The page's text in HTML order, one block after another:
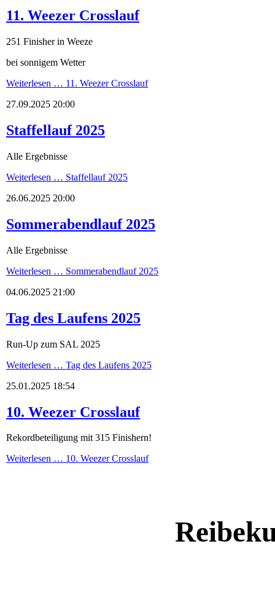
11. Weezer Crosslauf
251 Finisher in Weeze
bei sonnigem Wetter
Weiterlesen … 11. Weezer Crosslauf
27.09.2025 20:00
Staffellauf 2025
Alle Ergebnisse
Weiterlesen … Staffellauf 2025
26.06.2025 20:00
Sommerabendlauf 2025
Alle Ergebnisse
Weiterlesen … Sommerabendlauf 2025
04.06.2025 21:00
Tag des Laufens 2025
Run-Up zum SAL 2025
Weiterlesen … Tag des Laufens 2025
25.01.2025 18:54
10. Weezer Crosslauf
Rekordbeteiligung mit 315 Finishern!
Weiterlesen … 10. Weezer Crosslauf